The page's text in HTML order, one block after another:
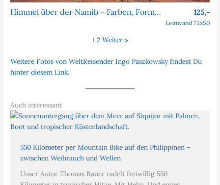
Himmel über der Namib – Farben, Formen, Faszination 125,-
Leinwand 75x50
1 2 Weiter »
Weitere Fotos von WeltReisender Ingo Paszkowsky findest Du
hinter diesem Link.
Auch interessant
550 Kilometer per Mountain Bike auf den Philippinen –
zwischen Weihrauch und Wellen
Unser Autor Thomas Bauer radelt freiwillig 550